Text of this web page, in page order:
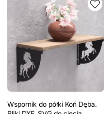
Wspornik do półki Koń Dęba.